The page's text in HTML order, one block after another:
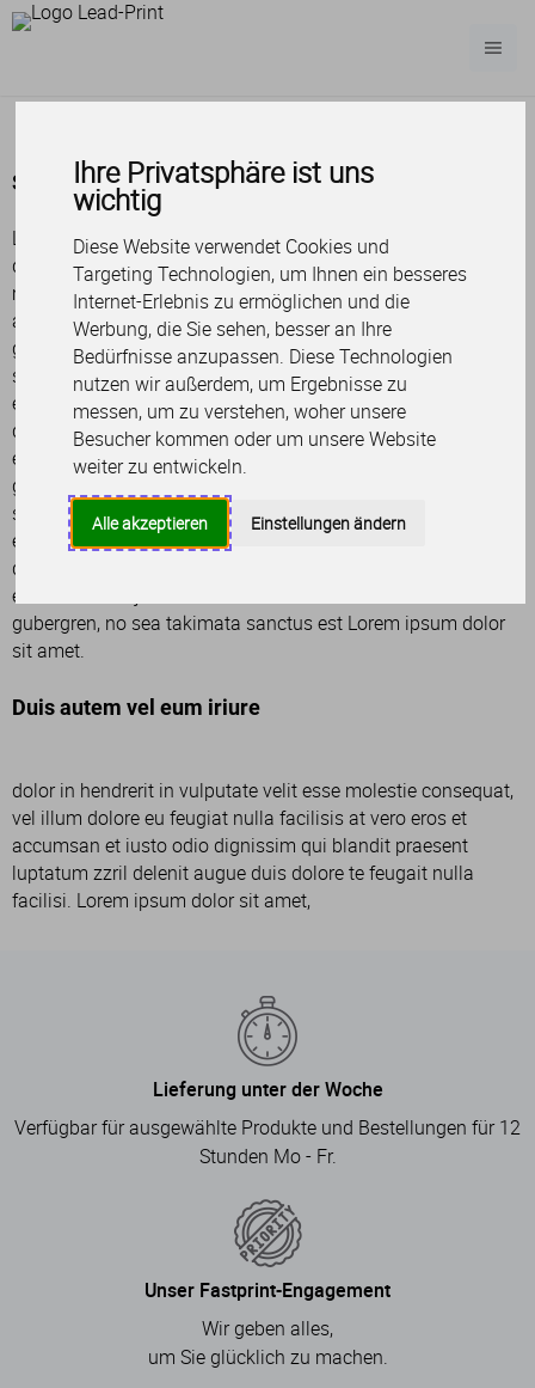
Ihre Privatsphäre ist uns
wichtig
Diese Website verwendet Cookies und
Targeting Technologien, um Ihnen ein besseres
Internet-Erlebnis zu ermöglichen und die
Werbung, die Sie sehen, besser an Ihre
Bedürfnisse anzupassen. Diese Technologien
nutzen wir außerdem, um Ergebnisse zu
messen, um zu verstehen, woher unsere
Besucher kommen oder um unsere Website
weiter zu entwickeln.
Alle akzeptieren Einstellungen ändern
Service
Lorem ipsum dolor sit amet, consetetur sadipscing elitr, sed
diam nonumy eirmod tempor invidunt ut labore et dolore
magna aliquyam erat, sed diam voluptua. At vero eos et
accusam et justo duo dolores et ea rebum. Stet clita kasd
gubergren, no sea takimata sanctus est Lorem ipsum dolor
sit amet. Lorem ipsum dolor sit amet, consetetur sadipscing
elitr, sed diam nonumy eirmod tempor invidunt ut labore et
dolore magna aliquyam erat, sed diam voluptua. At vero eos
et accusam et justo duo dolores et ea rebum. Stet clita kasd
gubergren, no sea takimata sanctus est Lorem ipsum dolor
sit amet. Lorem ipsum dolor sit amet, consetetur sadipscing
elitr, sed diam nonumy eirmod tempor invidunt ut labore et
dolore magna aliquyam erat, sed diam voluptua. At vero eos
et accusam et justo duo dolores et ea rebum. Stet clita kasd
gubergren, no sea takimata sanctus est Lorem ipsum dolor
sit amet.
Duis autem vel eum iriure
dolor in hendrerit in vulputate velit esse molestie consequat,
vel illum dolore eu feugiat nulla facilisis at vero eros et
accumsan et iusto odio dignissim qui blandit praesent
luptatum zzril delenit augue duis dolore te feugait nulla
facilisi. Lorem ipsum dolor sit amet,
Lieferung unter der Woche
Verfügbar für ausgewählte Produkte und Bestellungen für 12
Stunden Mo - Fr.
Unser Fastprint-Engagement
Wir geben alles,
um Sie glücklich zu machen.